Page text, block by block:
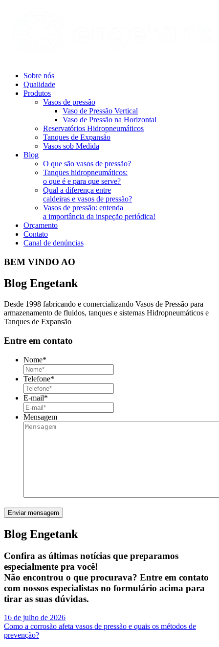
Sobre nós
Qualidade
Produtos
Vasos de pressão
Vaso de Pressão Vertical
Vaso de Pressão na Horizontal
Reservatórios Hidropneumáticos
Tanques de Expansão
Vasos sob Medida​
Blog
O que são vasos de pressão?
Tanques hidropneumáticos:
o que é e para que serve?
Qual a diferença entre
caldeiras e vasos de pressão?
Vasos de pressão: entenda
a importância da inspeção periódica!
Orçamento
Contato
Canal de denúncias
BEM VINDO AO
Blog Engetank
Desde 1998 fabricando e comercializando Vasos de Pressão para
armazenamento de fluidos, tanques e sistemas Hidropneumáticos e
Tanques de Expansão
Entre em contato
Nome*
Telefone*
E-mail*
Mensagem
Blog Engetank
Confira as últimas notícias que preparamos
especialmente pra você!
Não encontrou o que procurava? Entre em contato
com nossos especialistas no formulário acima para
tirar as suas dúvidas.
16 de julho de 2026
Como a corrosão afeta vasos de pressão e quais os métodos de
prevenção?